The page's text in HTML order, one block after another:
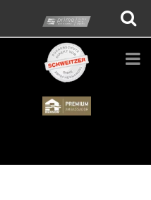
Schweitzer